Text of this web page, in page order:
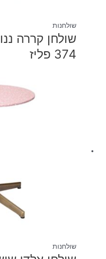
שולחנות
שולחן קררה
374 פליז
שולחנות